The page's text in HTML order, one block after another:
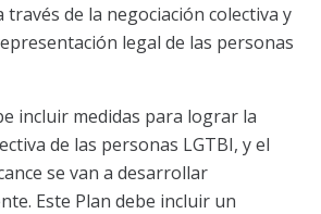
través de la negociación colectiva y
legal de las personas
incluir medidas para lograr la
de las personas LGTBI, y el
se van a desarrollar
Este Plan debe incluir un